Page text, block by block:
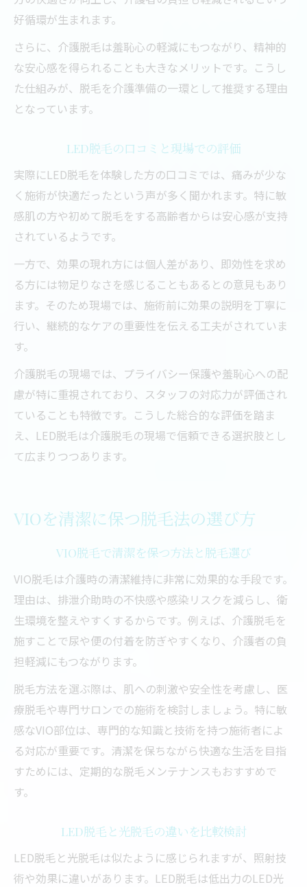
好循環が生まれます。
さらに、介護脱毛は羞恥心の軽減にもつながり、精神的
な安心感を得られることも大きなメリットです。こうし
た仕組みが、脱毛を介護準備の一環として推奨する理由
となっています。
LED脱毛の口コミと現場での評価
実際にLED脱毛を体験した方の口コミでは、痛みが少な
く施術が快適だったという声が多く聞かれます。特に敏
感肌の方や初めて脱毛をする高齢者からは安心感が支持
されているようです。
一方で、効果の現れ方には個人差があり、即効性を求め
る方には物足りなさを感じることもあるとの意見もあり
ます。そのため現場では、施術前に効果の説明を丁寧に
行い、継続的なケアの重要性を伝える工夫がされていま
す。
介護脱毛の現場では、プライバシー保護や羞恥心への配
慮が特に重視されており、スタッフの対応力が評価され
ていることも特徴です。こうした総合的な評価を踏ま
え、LED脱毛は介護脱毛の現場で信頼できる選択肢とし
て広まりつつあります。
VIOを清潔に保つ脱毛法の選び方
VIO脱毛で清潔を保つ方法と脱毛選び
VIO脱毛は介護時の清潔維持に非常に効果的な手段です。
理由は、排泄介助時の不快感や感染リスクを減らし、衛
生環境を整えやすくするからです。例えば、介護脱毛を
施すことで尿や便の付着を防ぎやすくなり、介護者の負
担軽減にもつながります。
脱毛方法を選ぶ際は、肌への刺激や安全性を考慮し、医
療脱毛や専門サロンでの施術を検討しましょう。特に敏
感なVIO部位は、専門的な知識と技術を持つ施術者によ
る対応が重要です。清潔を保ちながら快適な生活を目指
すためには、定期的な脱毛メンテナンスもおすすめで
す。
LED脱毛と光脱毛の違いを比較検討
LED脱毛と光脱毛は似たように感じられますが、照射技
術や効果に違いがあります。LED脱毛は低出力のLED光